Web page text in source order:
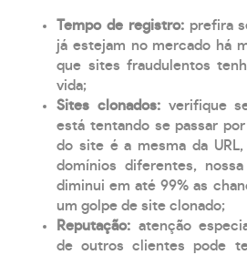
Tempo de registro: prefira
já estejam no mercado há
que sites fraudulentos
vida;
Sites clonados: verifique
está tentando se passar
do site é a mesma da
domínios diferentes,
diminui em até 99% as
um golpe de site clonado;
Reputação: atenção
de outros clientes pode